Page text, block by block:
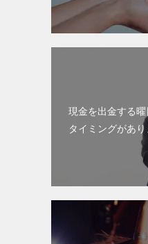
現金を出金する
タイミングがあり